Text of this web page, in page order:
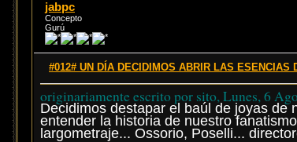
jabpc
Concepto
Gurú
#012# UN DÍA DECIDIMOS ABRIR LAS ESENCIAS
originariamente escrito por sito, Lunes, 6
Decidimos destapar el baúl de joyas de
entender la historia de nuestro
largometraje... Ossorio, Poselli...